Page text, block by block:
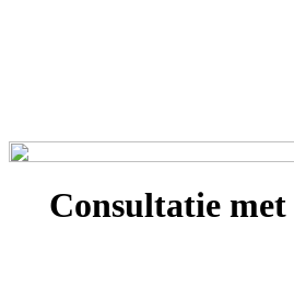
Consultatie met